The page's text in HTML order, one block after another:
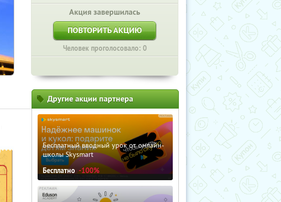
Акция завершилась
ПОВТОРИТЬ АКЦИЮ
Человек проголосовало: 0
Другие акции партнера
Бесплатный вводный урок от онлайн-
школы Skysmart
Бесплатно -100%